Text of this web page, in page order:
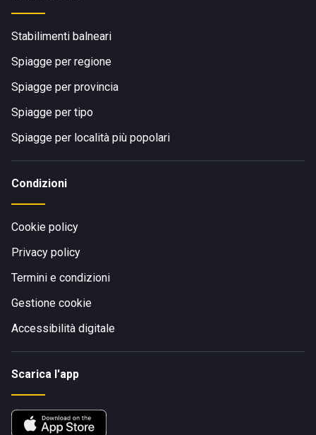
Stabilimenti balneari
Spiagge per regione
Spiagge per provincia
Spiagge per tipo
Spiagge per località più popolari
Condizioni
Cookie policy
Privacy policy
Termini e condizioni
Gestione cookie
Accessibilità digitale
Scarica l'app